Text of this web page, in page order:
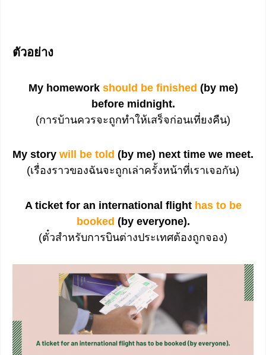
ตัวอย่าง
My homework should be finished (by me)
before midnight.
(การบ้านควรจะถูกทำให้เสร็จก่อนเที่ยงคืน)
My story will be told (by me) next time we meet.
(เรื่องราวของฉันจะถูกเล่าครั้งหน้าที่เราเจอกัน)
A ticket for an international flight has to be
booked (by everyone).
(ตั๋วสำหรับการบินต่างประเทศต้องถูกจอง)